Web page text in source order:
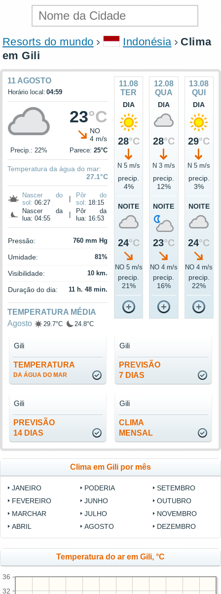
Resorts do mundo Indonésia
Clima
em Gili
11 AGOSTO
Horário local: 04:59
23°C
NO
4 m/s
Precip.: 22% Parece: 25°C
Temperatura da água do mar:
27.1°C
Nascer do
sol: 06:27
Pôr do
sol: 18:15
Nascer da
lua: 04:55
Pôr da
lua: 16:53
Pressão: 760 mm Hg
Umidade: 81%
Visibilidade: 10 km.
Duração do dia: 11 h. 48 min.
TEMPERATURA MÉDIA
Agosto
29.7°C 24.8°C
11.08
TER
DIA
28°C
N 5 m/s
precip.
4%
NOITE
24°C
NO 5 m/s
precip.
21%
12.08
QUA
DIA
28°C
N 3 m/s
precip.
12%
NOITE
23°C
NO 4 m/s
precip.
16%
13.08
QUI
DIA
29°C
N 5 m/s
precip.
3%
NOITE
24°C
NO 4 m/s
precip.
22%
TEMPERATURA
DA ÁGUA DO MAR
Gili
PREVISÃO
7 DIAS
Gili
PREVISÃO
14 DIAS
Gili
CLIMA
MENSAL
Gili
Clima em Gili por mês
JANEIRO
FEVEREIRO
MARCHAR
ABRIL
PODERIA
JUNHO
JULHO
AGOSTO
SETEMBRO
OUTUBRO
NOVEMBRO
DEZEMBRO
Temperatura do ar em Gili, °C
32
36